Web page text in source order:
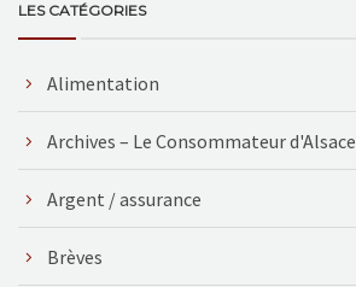
LES CATÉGORIES
Alimentation
Archives – Le Consommateur d'Alsace
Argent / assurance
Brèves